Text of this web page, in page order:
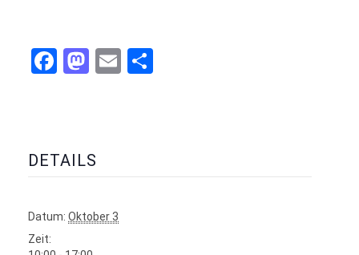
Facebook
Mastodon
Email
DETAILS
Datum: Oktober 3
Zeit: